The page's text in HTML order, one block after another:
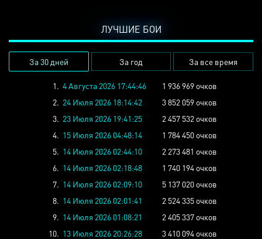
ЛУЧШИЕ БОИ
За 30 дней За год За все время
1. 4 Августа 2026 17:44:46
1 936 969 очков
2. 24 Июля 2026 18:14:42
3 852 059 очков
3. 23 Июля 2026 19:41:25
2 457 532 очков
4. 15 Июля 2026 04:48:14
1 784 450 очков
5. 14 Июля 2026 02:44:10
2 273 481 очков
6. 14 Июля 2026 02:18:48
1 740 194 очков
7. 14 Июля 2026 02:09:10
5 137 020 очков
8. 14 Июля 2026 02:01:41
2 524 335 очков
9. 14 Июля 2026 01:08:21
2 405 337 очков
10. 13 Июля 2026 20:26:28 3 410 094 очков